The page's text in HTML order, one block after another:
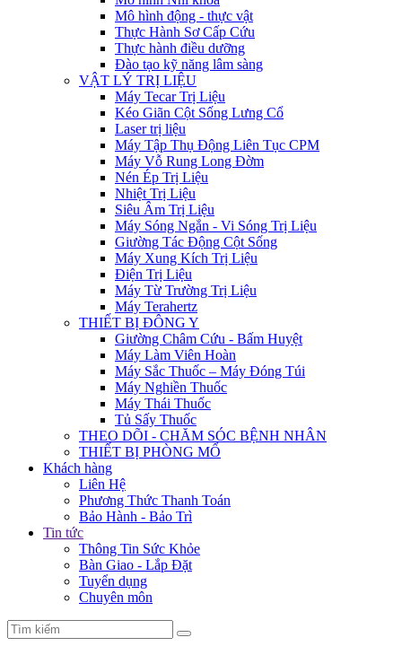
Mô hình động - thực vật
Thực Hành Sơ Cấp Cứu
Thực hành điều dưỡng
Đào tạo kỹ năng lâm sàng
VẬT LÝ TRỊ LIỆU
Máy Tecar Trị Liệu
Kéo Giãn Cột Sống Lưng Cổ
Laser trị liệu
Máy Tập Thụ Động Liên Tục CPM
Máy Vỗ Rung Long Đờm
Nén Ép Trị Liệu
Nhiệt Trị Liệu
Siêu Âm Trị Liệu
Máy Sóng Ngắn - Vi Sóng Trị Liệu
Giường Tác Động Cột Sống
Máy Xung Kích Trị Liệu
Điện Trị Liệu
Máy Từ Trường Trị Liệu
Máy Terahertz
THIẾT BỊ ĐÔNG Y
Giường Châm Cứu - Bấm Huyệt
Máy Làm Viên Hoàn
Máy Sắc Thuốc – Máy Đóng Túi
Máy Nghiền Thuốc
Máy Thái Thuốc
Tủ Sấy Thuốc
THEO DÕI - CHĂM SÓC BỆNH NHÂN
THIẾT BỊ PHÒNG MỔ
Khách hàng
Liên Hệ
Phương Thức Thanh Toán
Bảo Hành - Bảo Trì
Tin tức
Thông Tin Sức Khỏe
Bàn Giao - Lắp Đặt
Tuyển dụng
Chuyên môn